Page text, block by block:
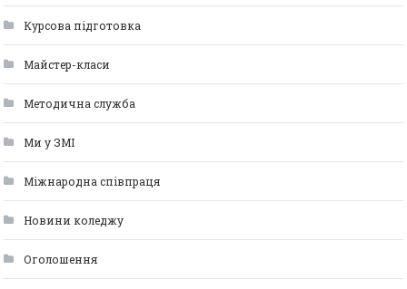
Курсова підготовка
Майстер-класи
Методична служба
Ми у ЗМІ
Міжнародна співпраця
Новини коледжу
Оголошення